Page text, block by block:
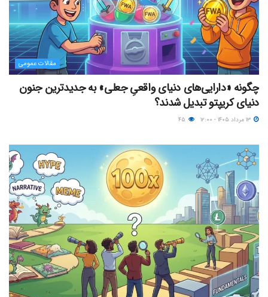
مقالات عمومی
چگونه «دارایی‌های دنیای واقعیِ جعلی» به جدیدترین جنون
دنیای کریپتو تبدیل شدند؟